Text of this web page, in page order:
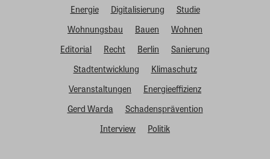
Energie Digitalisierung
Studie
Wohnungsbau
Bauen
Wohnen
Editorial
Recht Berlin
Sanierung
Stadtentwicklung
Klimaschutz
Veranstaltungen
Energieeffizienz
Gerd Warda
Schadensprävention
Interview
Politik